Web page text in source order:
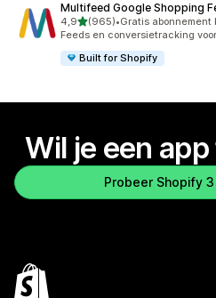
Multifeed Google Shopping
4,9van 5 sterren
(965)
965 recensies in totaal
•Gratis abonnement
Feeds en conversietracking
Built for Shopify
Wil je een
Probeer Shopify